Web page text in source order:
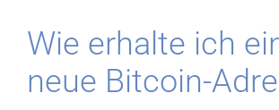
Wie erhalte ich
neue Bitcoin-